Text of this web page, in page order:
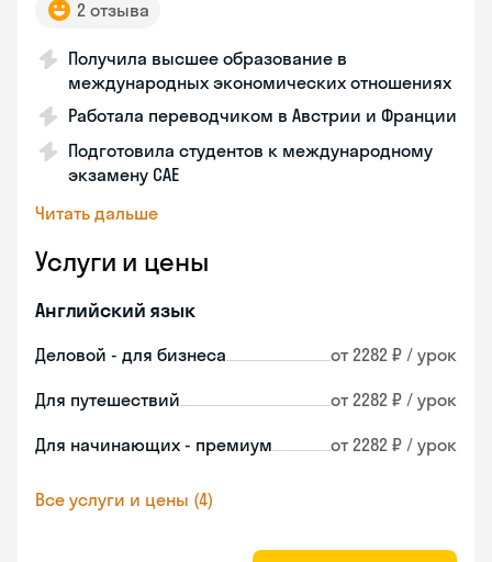
2 отзыва
Получила высшее образование в
международных экономических отношениях
Работала переводчиком в Австрии и Франции
Подготовила студентов к международному
экзамену CAE
Читать дальше
Услуги и цены
Английский язык
Деловой - для бизнеса от 2282 ₽ / урок
Для путешествий от 2282 ₽ / урок
Для начинающих - премиум от 2282 ₽ / урок
Все услуги и цены (4)